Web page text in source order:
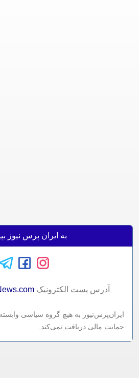
به ایران پرس نیوز
آدرس پست الکترونيک
ایران‌پرس‌نیوز به هیچ گروه سیاسی
حمایت مالی دریافت نمی‌کند.